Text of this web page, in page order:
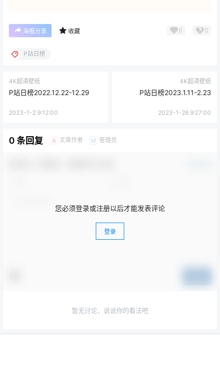
海报分享 收藏 0 0
P站日榜
4K超清壁纸
P站日榜2022.12.22-12.29
2023-1-2 9:12:00
4K超清壁纸
P站日榜2023.1.11-2.23
2023-1-26 9:27:00
0 条回复 A 文章作者 M 管理员
您必须登录或注册以后才能发表评论
登录
暂无讨论，说说你的看法吧